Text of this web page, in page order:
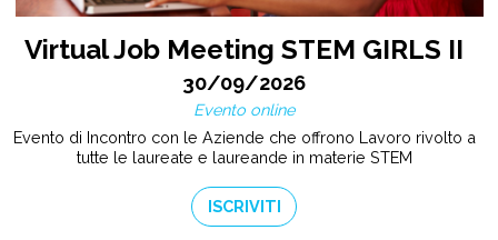
Virtual Job Meeting STEM GIRLS II
30/09/2026
Evento online
Evento di Incontro con le Aziende che offrono Lavoro rivolto a
tutte le laureate e laureande in materie STEM
ISCRIVITI